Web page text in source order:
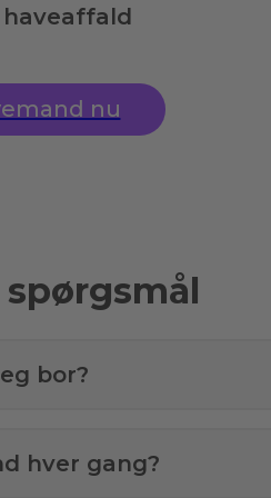
nu
bor?
hver gang?